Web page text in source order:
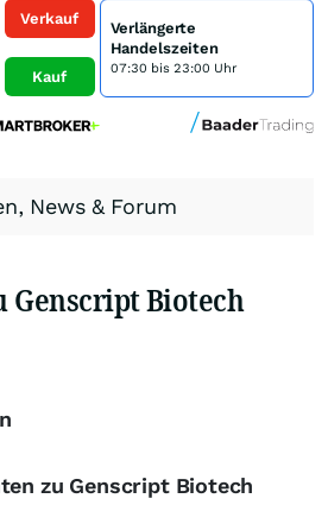
Verkauf
Kauf
Verlängerte
Handelszeiten
07:30 bis 23:00 Uhr
News & Forum
Genscript Biotech
zu Genscript Biotech